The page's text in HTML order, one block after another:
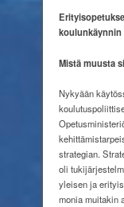
koulunkäynnin
Mistä muusta
Nykyään
strategian.
oli
yleisen ja
monia muitakin